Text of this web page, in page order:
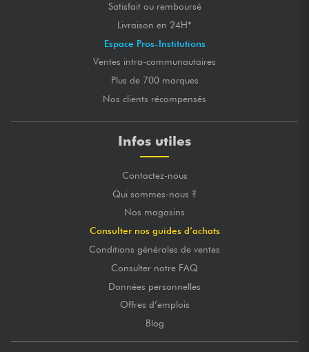
Satisfait ou remboursé
Livraison en 24H*
Espace Pros-Institutions
Ventes intra-communautaires
Plus de 700 marques
Nos clients récompensés
Infos utiles
Contactez-nous
Qui sommes-nous ?
Nos magasins
Consulter nos guides d’achats
Conditions générales de ventes
Consulter notre FAQ
Données personnelles
Offres d’emplois
Blog